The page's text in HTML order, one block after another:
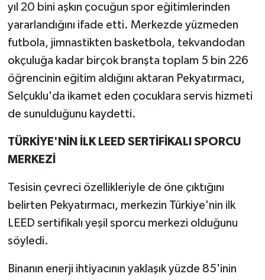
yıl 20 bini aşkın çocuğun spor eğitimlerinden
yararlandığını ifade etti. Merkezde yüzmeden
futbola, jimnastikten basketbola, tekvandodan
okçuluğa kadar birçok branşta toplam 5 bin 226
öğrencinin eğitim aldığını aktaran Pekyatırmacı,
Selçuklu'da ikamet eden çocuklara servis hizmeti
de sunulduğunu kaydetti.
TÜRKİYE'NİN İLK LEED SERTİFİKALI SPORCU
MERKEZİ
Tesisin çevreci özellikleriyle de öne çıktığını
belirten Pekyatırmacı, merkezin Türkiye'nin ilk
LEED sertifikalı yeşil sporcu merkezi olduğunu
söyledi.
Binanın enerji ihtiyacının yaklaşık yüzde 85'inin